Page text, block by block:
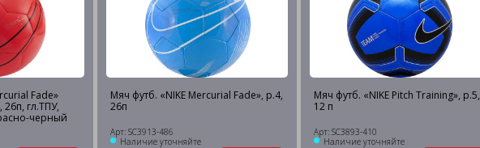
Fade»
26п, гл.ТПУ,
черный
Мяч футб. «NIKE Mercurial Fade», р.4,
26п
Арт: SC3913-486
Наличие уточняйте
Мяч футб. «NIKE Pitch Training», р.5,
12 п
Арт: SC3893-410
Наличие уточняйте